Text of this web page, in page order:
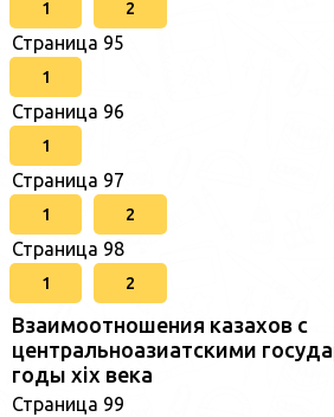
1 2
Страница 95
1
Страница 96
1
Страница 97
1 2
Страница 98
1 2
Взаимоотношения казахов с
центральноазиатскими
годы xix века
Страница 99